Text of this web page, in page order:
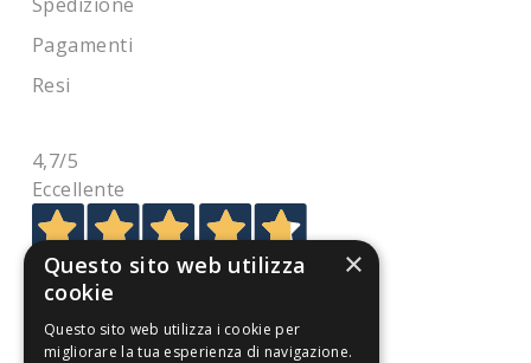
Spedizione
Pagamenti
Resi
4,7/5
Eccellente
3.818
Recensioni
×
Questo sito web utilizza
cookie
Questo sito web utilizza i cookie per
migliorare la tua esperienza di navigazione.